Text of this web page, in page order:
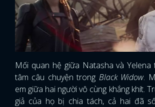
Mối quan hệ giữa Natasha và
tâm câu chuyện trong Black Widow.
em giữa hai người vô cùng khắng khít.
giả của họ bị chia tách, cả hai đã